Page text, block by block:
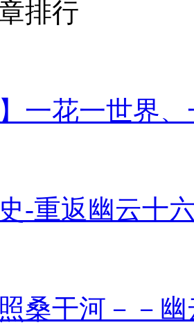
排行
】一花一世界
-重返幽云十
桑干河－－